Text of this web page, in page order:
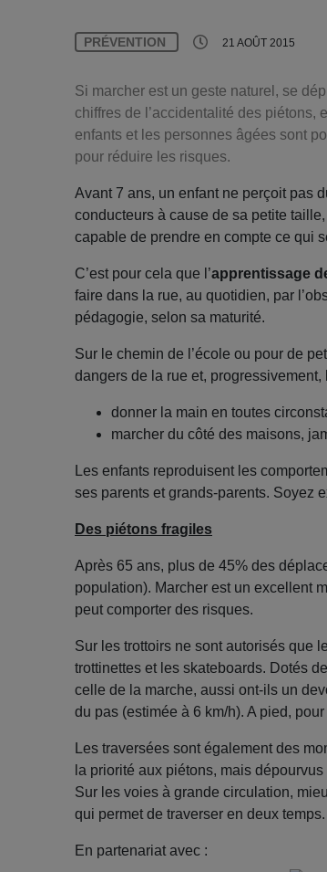
PRÉVENTION 21 AOÛT 2015
Si marcher est un geste naturel, se
chiffres de l’accidentalité des piétons,
enfants et les personnes âgées sont
pour réduire les risques.
Avant 7 ans, un enfant ne perçoit pas
conducteurs à cause de sa petite
capable de prendre en compte ce qui
C’est pour cela que l’apprentissage
faire dans la rue, au quotidien, par
pédagogie, selon sa maturité.
Sur le chemin de l’école ou pour de
dangers de la rue et,
donner la main en toutes
marcher du côté des maisons,
Les enfants reproduisent les
ses parents et grands-parents. Soyez
Des piétons fragiles
Après 65 ans, plus de 45% des
population). Marcher est un excellent
peut comporter des risques.
Sur les trottoirs ne sont autorisés que
trottinettes et les skateboards. Dotés
celle de la marche, aussi ont-ils un
du pas (estimée à 6 km/h). A pied,
Les traversées sont également des
la priorité aux piétons, mais
Sur les voies à grande circulation,
qui permet de traverser en deux temps.
En partenariat avec :